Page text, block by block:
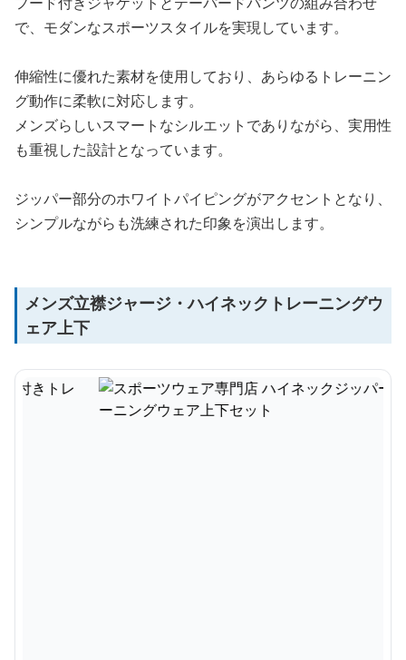
で、モダンなスポーツスタイルを実現しています。
伸縮性に優れた素材を使用しており、あらゆるトレーニン
グ動作に柔軟に対応します。
メンズらしいスマートなシルエットでありながら、実用性
も重視した設計となっています。
ジッパー部分のホワイトパイピングがアクセントとなり、
シンプルながらも洗練された印象を演出します。
メンズ立襟ジャージ・ハイネックトレーニングウ
ェア上下